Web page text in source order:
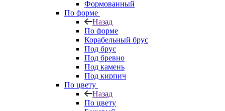
Формованный
По форме
Назад
По форме
Корабельный брус
Под брус
Под бревно
Под камень
Под кирпич
По цвету
Назад
По цвету